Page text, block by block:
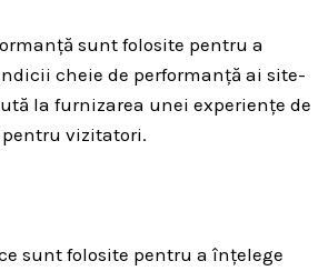
sunt folosite pentru a
cheie de performanță ai site-
la furnizarea unei experiențe de
vizitatori.
sunt folosite pentru a înțelege